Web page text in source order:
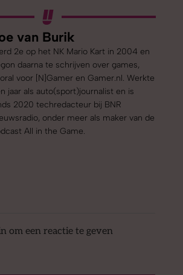
van Burik
2e op het NK Mario Kart in 2004 en
daarna te schrijven over games,
voor [N]Gamer en Gamer.nl. Werkte
jaar als auto(sport)journalist en is
2020 techredacteur bij BNR
onder meer als maker van de
All in the Game.
om een reactie te geven